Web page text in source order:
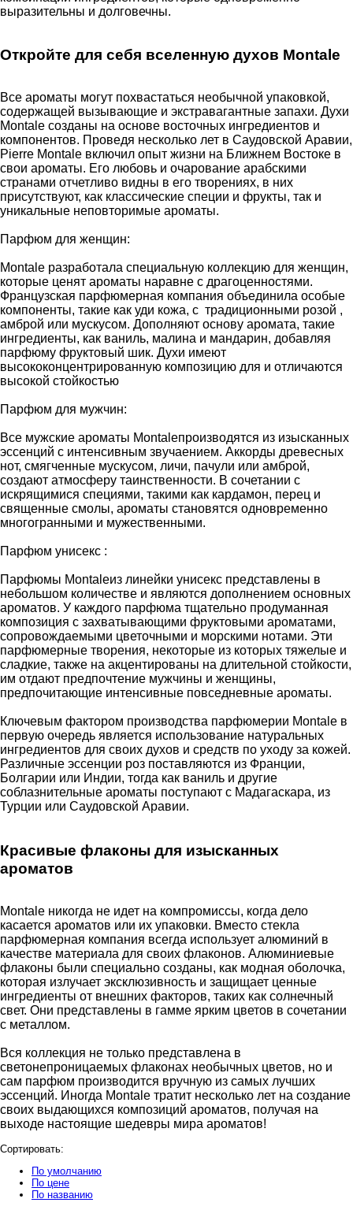
выразительны и долговечны.
Откройте для себя вселенную духов Montale
Все ароматы могут похвастаться необычной упаковкой,
содержащей вызывающие и экстравагантные запахи. Духи
Montale созданы на основе восточных ингредиентов и
компонентов. Проведя несколько лет в Саудовской Аравии,
Pierre Montale включил опыт жизни на Ближнем Востоке в
свои ароматы. Его любовь и очарование арабскими
странами отчетливо видны в его творениях, в них
присутствуют, как классические специи и фрукты, так и
уникальные неповторимые ароматы.
Парфюм для женщин:
Montale разработала специальную коллекцию для женщин,
которые ценят ароматы наравне с драгоценностями.
Французская парфюмерная компания объединила особые
компоненты, такие как уди кожа, с традиционными розой ,
амброй или мускусом. Дополняют основу аромата, такие
ингредиенты, как ваниль, малина и мандарин, добавляя
парфюму фруктовый шик. Духи имеют
высококонцентрированную композицию для и отличаются
высокой стойкостью
Парфюм для мужчин:
Все мужские ароматы Montaleпроизводятся из изысканных
эссенций с интенсивным звучаением. Аккорды древесных
нот, смягченные мускусом, личи, пачули или амброй,
создают атмосферу таинственности. В сочетании с
искрящимися специями, такими как кардамон, перец и
священные смолы, ароматы становятся одновременно
многогранными и мужественными.
Парфюм унисекс :
Парфюмы Montaleиз линейки унисекс представлены в
небольшом количестве и являются дополнением основных
ароматов. У каждого парфюма тщательно продуманная
композиция с захватывающими фруктовыми ароматами,
сопровождаемыми цветочными и морскими нотами. Эти
парфюмерные творения, некоторые из которых тяжелые и
сладкие, также на акцентированы на длительной стойкости,
им отдают предпочтение мужчины и женщины,
предпочитающие интенсивные повседневные ароматы.
Ключевым фактором производства парфюмерии Montale в
первую очередь является использование натуральных
ингредиентов для своих духов и средств по уходу за кожей.
Различные эссенции роз поставляются из Франции,
Болгарии или Индии, тогда как ваниль и другие
соблазнительные ароматы поступают с Мадагаскара, из
Турции или Саудовской Аравии.
Красивые флаконы для изысканных
ароматов
Montale никогда не идет на компромиссы, когда дело
касается ароматов или их упаковки. Вместо стекла
парфюмерная компания всегда использует алюминий в
качестве материала для своих флаконов. Алюминиевые
флаконы были специально созданы, как модная оболочка,
которая излучает эксклюзивность и защищает ценные
ингредиенты от внешних факторов, таких как солнечный
свет. Они представлены в гамме ярким цветов в сочетании
с металлом.
Вся коллекция не только представлена ​​в
светонепроницаемых флаконах необычных цветов, но и
сам парфюм производится вручную из самых лучших
эссенций. Иногда Montale тратит несколько лет на создание
своих выдающихся композиций ароматов, получая на
выходе настоящие шедевры мира ароматов!
Сортировать:
По умолчанию
По цене
По названию